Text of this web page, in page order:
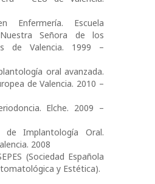
Enfermería. Escuela
Señora de los
de Valencia. 1999 –
oral avanzada.
de Valencia. 2010 –
Elche. 2009 –
de Implantología Oral.
2008
(Sociedad Española
y Estética).